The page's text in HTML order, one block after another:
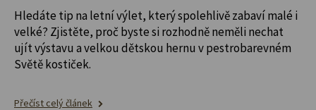
Hledáte tip na letní výlet, který spolehlivě zabaví malé i
velké? Zjistěte, proč byste si rozhodně neměli nechat
ujít výstavu a velkou dětskou hernu v pestrobarevném
Světě kostiček.
Přečíst celý článek